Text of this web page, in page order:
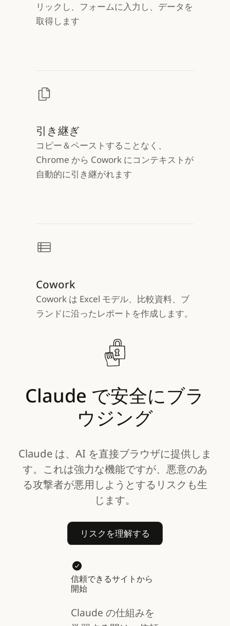
リックし、フォームに入力し、データを
取得します
引き継ぎ
コピー＆ペーストすることなく、
Chrome から Cowork にコンテキストが
自動的に引き継がれます
Cowork
Cowork は Excel モデル、比較資料、ブ
ランドに沿ったレポートを作成します。
Claude で安全にブラ
ウジング
Claude は、AI を直接ブラウザに提供しま
す。これは強力な機能ですが、悪意のあ
る攻撃者が悪用しようとするリスクも生
じます。
リスクを理解する
リスクを理解する
信頼できるサイトから
開始
Claude の仕組みを